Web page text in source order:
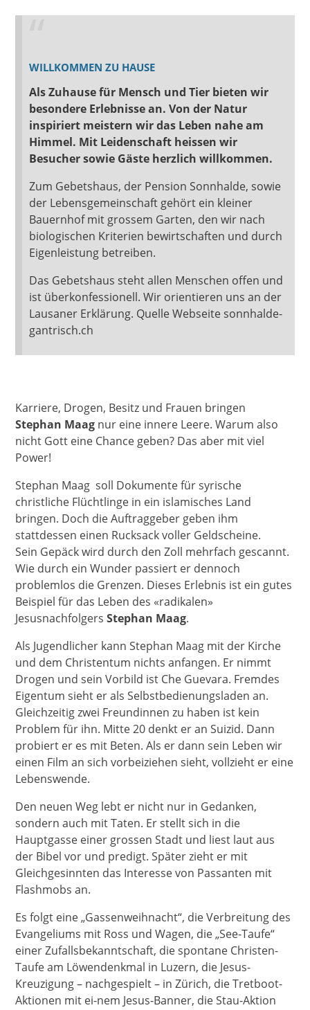
WILLKOMMEN ZU HAUSE
Als Zuhause für Mensch und Tier bieten wir
besondere Erlebnisse an. Von der Natur
inspiriert meistern wir das Leben nahe am
Himmel. Mit Leidenschaft heissen wir
Besucher sowie Gäste herzlich willkommen.
Zum Gebetshaus, der Pension Sonnhalde, sowie
der Lebensgemeinschaft gehört ein kleiner
Bauernhof mit grossem Garten, den wir nach
biologischen Kriterien bewirtschaften und durch
Eigenleistung betreiben.
Das Gebetshaus steht allen Menschen offen und
ist überkonfessionell. Wir orientieren uns an der
Lausaner Erklärung. Quelle Webseite sonnhalde-
gantrisch.ch
Karriere, Drogen, Besitz und Frauen bringen
Stephan Maag nur eine innere Leere. Warum also
nicht Gott eine Chance geben? Das aber mit viel
Power!
Stephan Maag soll Dokumente für syrische
christliche Flüchtlinge in ein islamisches Land
bringen. Doch die Auftraggeber geben ihm
stattdessen einen Rucksack voller Geldscheine.
Sein Gepäck wird durch den Zoll mehrfach gescannt.
Wie durch ein Wunder passiert er dennoch
problemlos die Grenzen. Dieses Erlebnis ist ein gutes
Beispiel für das Leben des «radikalen»
JesusnachfolgersStephan Maag.
Als Jugendlicher kann Stephan Maag mit der Kirche
und dem Christentum nichts anfangen. Er nimmt
Drogen und sein Vorbild ist Che Guevara. Fremdes
Eigentum sieht er als Selbstbedienungsladen an.
Gleichzeitig zwei Freundinnen zu haben ist kein
Problem für ihn. Mitte 20 denkt er an Suizid. Dann
probiert er es mit Beten. Als er dann sein Leben wir
einen Film an sich vorbeiziehen sieht, vollzieht er eine
Lebenswende.
Den neuen Weg lebt er nicht nur in Gedanken,
sondern auch mit Taten. Er stellt sich in die
Hauptgasse einer grossen Stadt und liest laut aus
der Bibel vor und predigt. Später zieht er mit
Gleichgesinnten das Interesse von Passanten mit
Flashmobs an.
Es folgt eine „Gassenweihnacht“, die Verbreitung des
Evangeliums mit Ross und Wagen, die „See-Taufe“
einer Zufallsbekanntschaft, die spontane Christen-
Taufe am Löwendenkmal in Luzern, die Jesus-
Kreuzigung – nachgespielt – in Zürich, die Tretboot-
Aktionen mit ei-nem Jesus-Banner, die Stau-Aktion